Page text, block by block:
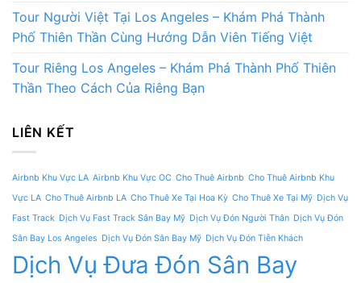
Tour Người Việt Tại Los Angeles – Khám Phá Thành
Phố Thiên Thần Cùng Hướng Dẫn Viên Tiếng Việt
Tour Riêng Los Angeles – Khám Phá Thành Phố Thiên
Thần Theo Cách Của Riêng Bạn
LIÊN KẾT
Airbnb Khu Vực LA Airbnb Khu Vực OC Cho Thuê Airbnb Cho Thuê Airbnb Khu
Vực LA Cho Thuê Airbnb LA Cho Thuê Xe Tại Hoa Kỳ Cho Thuê Xe Tại Mỹ Dịch Vụ
Fast Track Dịch Vụ Fast Track Sân Bay Mỹ Dịch Vụ Đón Người Thân Dịch Vụ Đón
Sân Bay Los Angeles Dịch Vụ Đón Sân Bay Mỹ Dịch Vụ Đón Tiễn Khách
Dịch Vụ Đưa Đón Sân Bay